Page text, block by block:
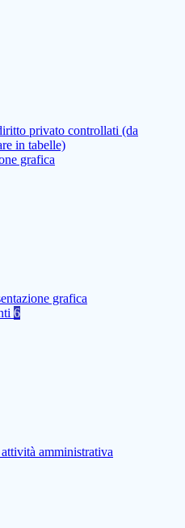
privato controllati (da
in tabelle)
grafica
grafica
6
amministrativa